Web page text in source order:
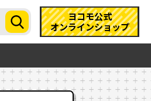
ヨコモ公式
オンラインショップ